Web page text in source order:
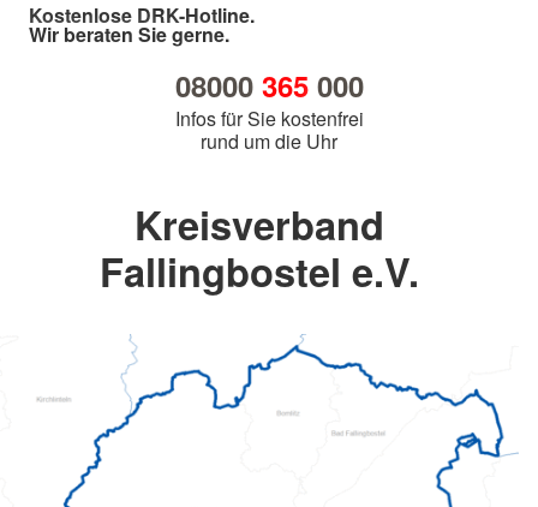
Kostenlose DRK-Hotline.
Wir beraten Sie gerne.
08000 365000
Infos für Sie kostenfrei
rund um die Uhr
Kreisverband
Fallingbostel e.V.